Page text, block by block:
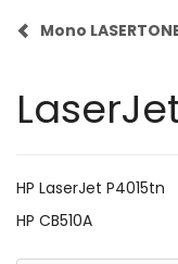
Mono
HP LaserJet P4015tn
HP CB510A